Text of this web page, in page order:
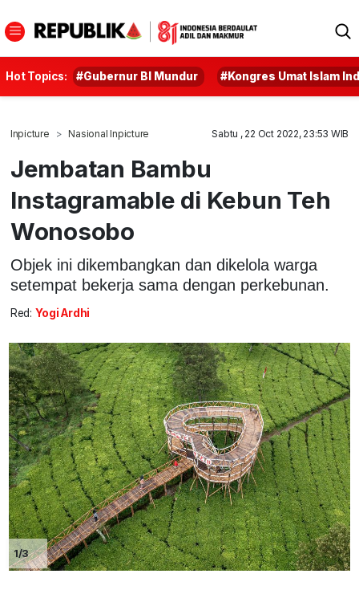
Hot Topics: #Gubernur BI Mundur #Kongres Umat Islam
Inpicture Nasional Inpicture Sabtu , 22 Oct 2022, 23:53 WIB
Jembatan Bambu
Instagramable di Kebun Teh
Wonosobo
Objek ini dikembangkan dan dikelola warga
setempat bekerja sama dengan perkebunan.
Red: Yogi Ardhi
1/3